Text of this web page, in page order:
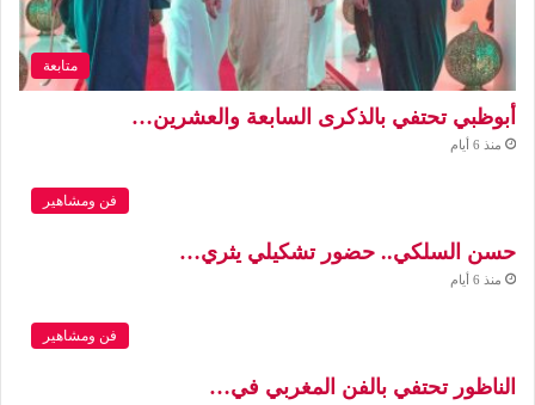
متابعة
أبوظبي تحتفي بالذكرى السابعة والعشرين…
منذ 6 أيام
فن ومشاهير
حسن السلكي.. حضور تشكيلي يثري…
منذ 6 أيام
فن ومشاهير
الناظور تحتفي بالفن المغربي في…